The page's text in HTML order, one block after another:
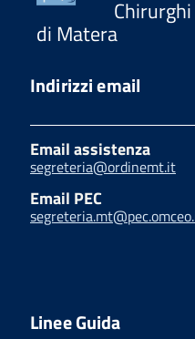
di Matera
Indirizzi email
Email assistenza
segreteria@ordinemt.it
Email PEC
Linee Guida